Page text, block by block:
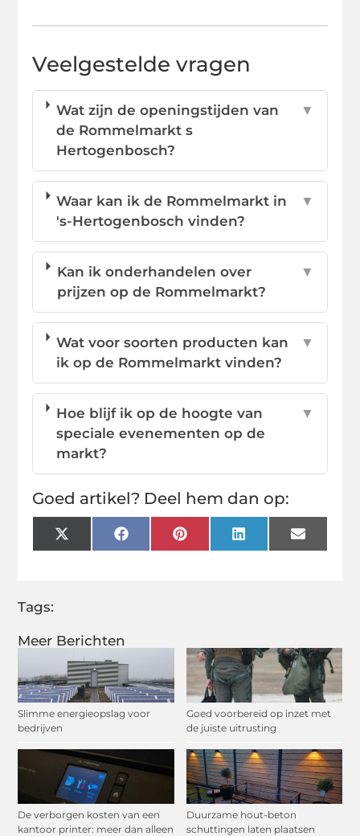
Meer Berichten
Slimme energieopslag voor
bedrijven
Goed voorbereid op inzet met
de juiste uitrusting
De verborgen kosten van een
kantoor printer: meer dan alleen
Duurzame hout-beton
schuttingen laten plaatsen
Veelgestelde vragen
Wat zijn de openingstijden van
de Rommelmarkt s
Hertogenbosch?
▼
Waar kan ik de Rommelmarkt in
's-Hertogenbosch vinden?
▼
Kan ik onderhandelen over
prijzen op de Rommelmarkt?
▼
Wat voor soorten producten kan
ik op de Rommelmarkt vinden?
▼
Hoe blijf ik op de hoogte van
speciale evenementen op de
markt?
▼
Goed artikel? Deel hem dan op:
X
(Twitter)
FacebookPinterestLinkedInEmail
Tags: